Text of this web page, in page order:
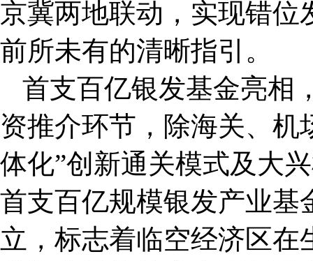
京冀两地联动，实现错位
前所未有的清晰指引。
首支百亿银发基金亮相
资推介环节，除海关、机
体化”创新通关模式及大
首支百亿规模银发产业基
立，标志着临空经济区